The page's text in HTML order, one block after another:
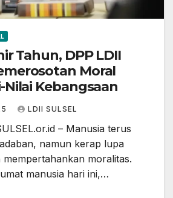
Tahun, DPP LDII
Moral
Kebangsaan
LDII SULSEL
– Manusia terus
namun kerap lupa
moralitas.
manusia hari ini,…